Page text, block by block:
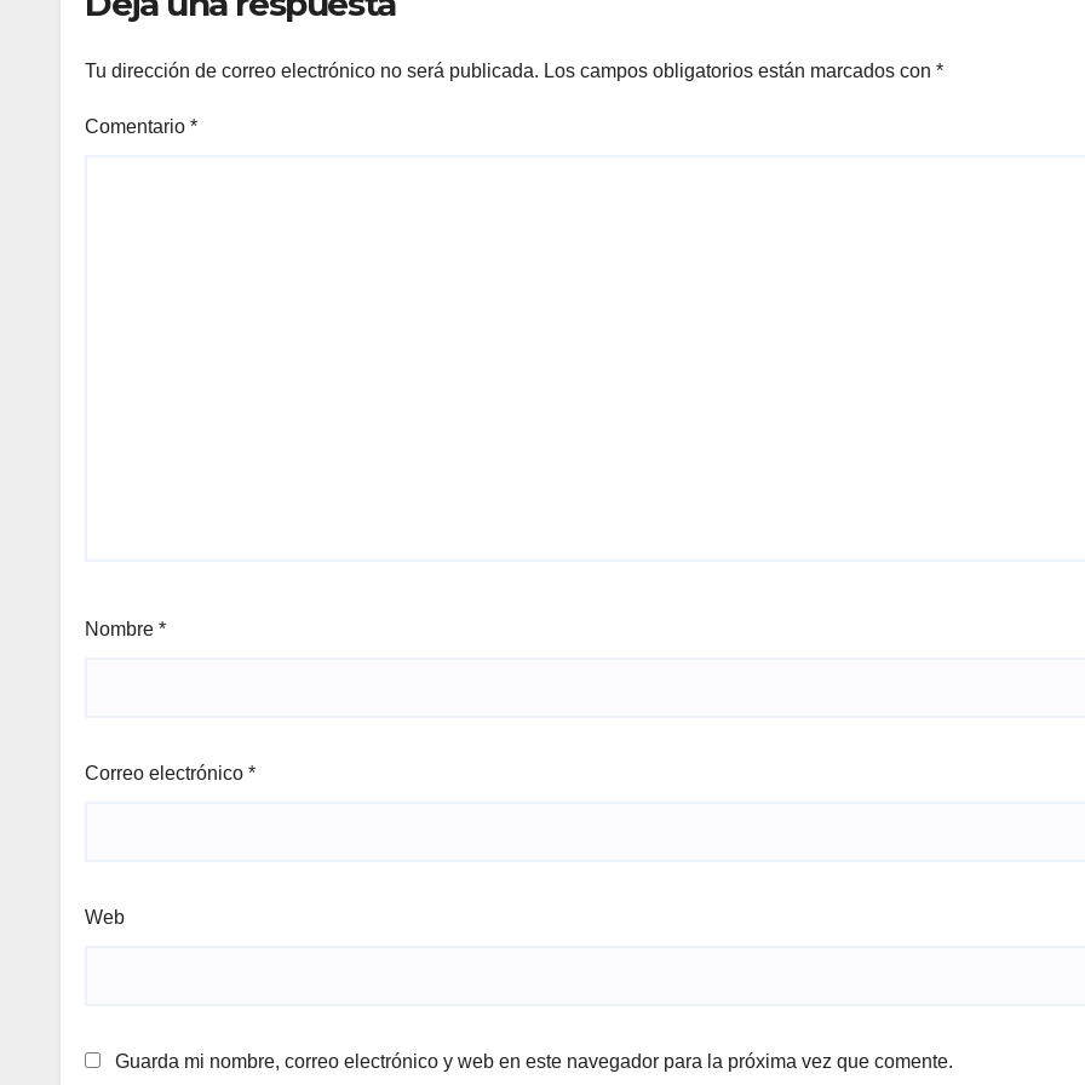
Tu dirección de correo electrónico no será publicada. Los campos obligatorios están marcados con *
Comentario *
Nombre *
Correo electrónico *
Web
Guarda mi nombre, correo electrónico y web en este navegador para la próxima vez que comente.